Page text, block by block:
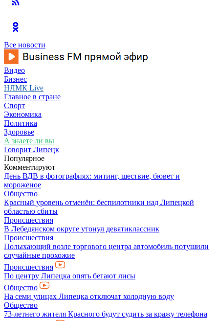
Все новости
Видео
Бизнес
НЛМК Live
Главное в стране
Спорт
Экономика
Политика
Здоровье
А знаете ли вы
Говорит Липецк
Популярное
Комментируют
День ВДВ в фотографиях: митинг, шествие, бювет и
мороженое
Общество
Красный уровень отменён: беспилотники над Липецкой
областью сбиты
Происшествия
В Лебедянском округе утонул девятиклассник
Происшествия
Полыхающий возле торгового центра автомобиль потушили
случайные прохожие
Происшествия
По центру Липецка опять бегают лисы
Общество
На семи улицах Липецка отключат холодную воду
Общество
73-летнего жителя Красного будут судить за кражу телефона